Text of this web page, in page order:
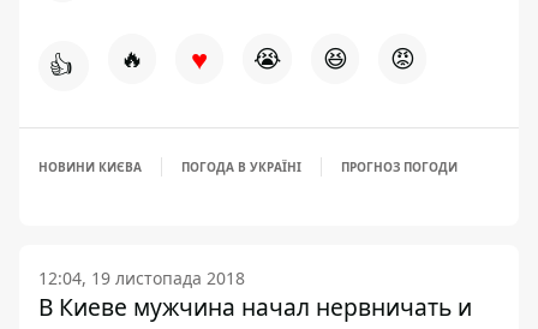
👍 🔥 ♥ 😭 😆 😡
НОВИНИ КИЄВА ПОГОДА В УКРАЇНІ ПРОГНОЗ ПОГОДИ
12:04, 19 листопада 2018
В Киеве мужчина начал нервничать и